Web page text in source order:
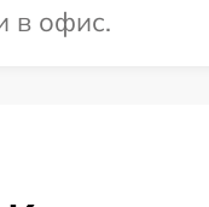
в офис.